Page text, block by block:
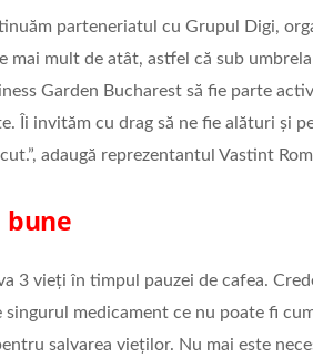
parteneriatul cu Grupul Digi,
mai mult de atât, astfel că sub
Garden Bucharest să fie parte
Îi invităm cu drag să ne fie alături și
adaugă reprezentantul Vastint
bune
3 vieți în timpul pauzei de cafea.
singurul medicament ce nu poate fi
salvarea vieților. Nu mai este